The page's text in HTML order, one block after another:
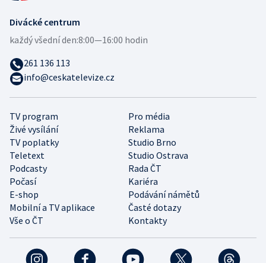
TV program
Pro média
Živé vysílání
Reklama
TV poplatky
Studio Brno
Teletext
Studio Ostrava
Podcasty
Rada ČT
Počasí
Kariéra
E-shop
Podávání námětů
Mobilní a TV aplikace
Časté dotazy
Vše o ČT
Kontakty
Divácké centrum
každý všední den:8:00—16:00 hodin
261 136 113
info@ceskatelevize.cz